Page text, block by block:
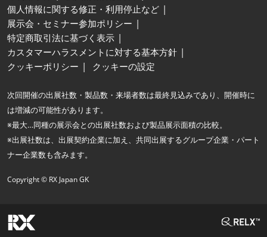
個人情報に関する修正・利用停止など
展示会・セミナー参加ポリシー
特定商取引法に基づく表示
カスタマーハラスメントに対する基本方針
クッキーポリシー
クッキーの設定
次回開催の出展社数・製品数・来場者数は最終見込みであり、開催時に
は増減の可能性があります。
※最大…同種の展示会との出展社数および製品展示面積の比較。
※出展社数は、出展契約企業に加え、共同出展するグループ企業・パート
ナー企業数も含みます。
Copyright © RX Japan GK